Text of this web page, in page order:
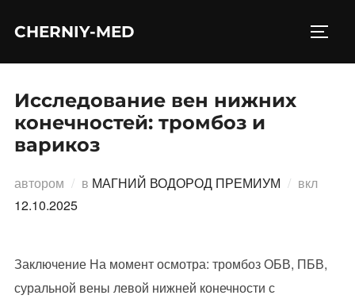
CHERNIY-MED
Исследование вен нижних
конечностей: тромбоз и
варикоз
автором в МАГНИЙ ВОДОРОД ПРЕМИУМ вкл
12.10.2025
Заключение На момент осмотра: тромбоз ОБВ, ПБВ,
суральной вены левой нижней конечности с